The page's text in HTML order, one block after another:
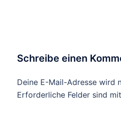
Schreibe einen
Deine E-Mail-Adresse wird
Erforderliche Felder sind mit